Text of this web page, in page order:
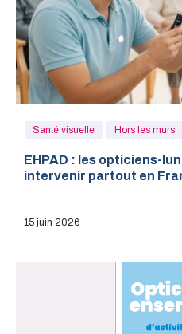
EHPAD : les opticiens-
intervenir partout en
Santé visuelle Hors les murs
15 juin 2026